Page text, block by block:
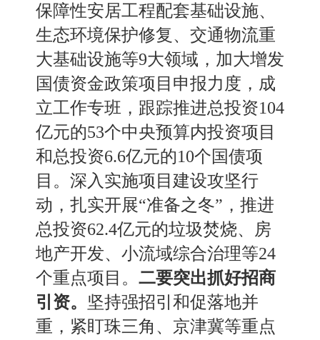
保障性安居工程配套基础设施、
生态环境保护修复、交通物流重
大基础设施等9大领域，加大增发
国债资金政策项目申报力度，成
立工作专班，跟踪推进总投资104
亿元的53个中央预算内投资项目
和总投资6.6亿元的10个国债项
目。深入实施项目建设攻坚行
动，扎实开展“准备之冬”，推进
总投资62.4亿元的垃圾焚烧、房
地产开发、小流域综合治理等24
个重点项目。 二要突出抓好招商
引资。 坚持强招引和促落地并
重，紧盯珠三角 、 京津冀等重点